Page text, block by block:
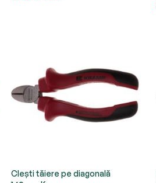
Clești tăiere pe diagonală